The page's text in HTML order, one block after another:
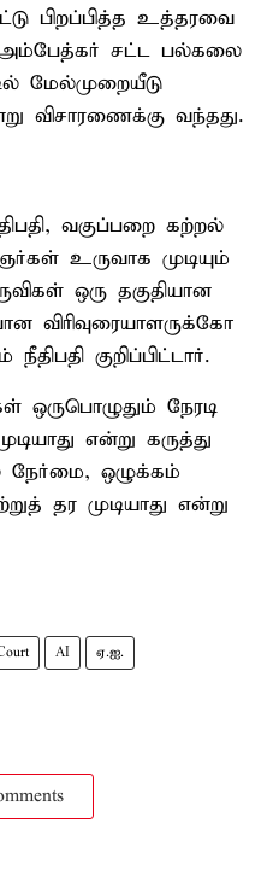
பிறப்பித்த உத்தரவை
அம்பேத்கர் சட்ட பல்கலை
மேல்முறையீடு
விசாரணைக்கு வந்தது.
வகுப்பறை கற்றல்
உருவாக முடியும்
ஒரு தகுதியான
விரிவுரையாளருக்கோ
குறிப்பிட்டார்.
நேரடி
என்று கருத்து
நேர்மை, ஒழுக்கம்
தர முடியாது என்று
AI ஏ.ஐ.